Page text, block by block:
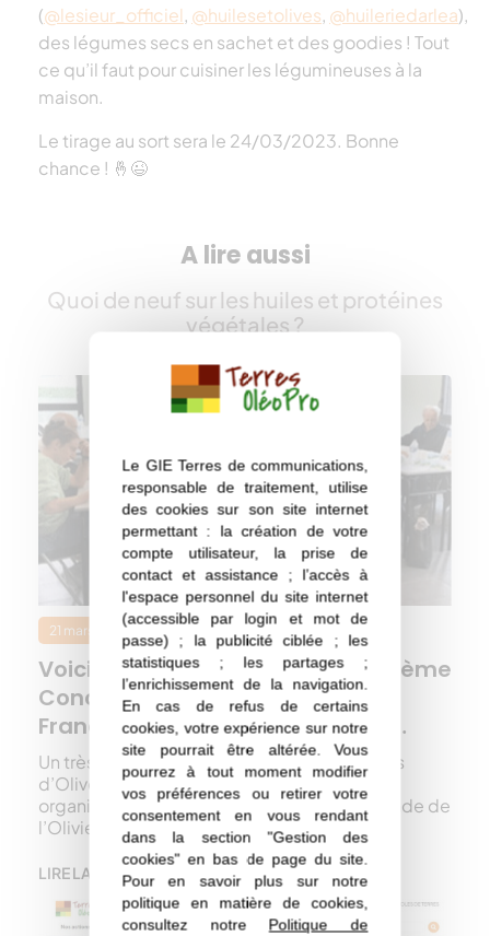
Le GIE Terres de communications,
responsable de traitement, utilise
des cookies sur son site internet
permettant : la création de votre
compte utilisateur, la prise de
contact et assistance ; l’accès à
l'espace personnel du site internet
(accessible par login et mot de
passe) ; la publicité ciblée ; les
statistiques ; les partages ;
l’enrichissement de la navigation.
En cas de refus de certains
cookies, votre expérience sur notre
site pourrait être altérée. Vous
pourrez à tout moment modifier
vos préférences ou retirer votre
consentement en vous rendant
dans la section "Gestion des
cookies" en bas de page du site.
Pour en savoir plus sur notre
politique en matière de cookies,
consultez notre Politique de
(@lesieur_officiel, @huilesetolives, @huileriedarlea),
des légumes secs en sachet et des goodies ! Tout
ce qu’il faut pour cuisiner les légumineuses à la
maison.
Le tirage au sort sera le 24/03/2023. Bonne
chance ! 🤞😉
A lire aussi
Quoi de neuf sur les huiles et protéines
végétales ?
21 mars 2023
Voici les grands gagnants du 20ème
Concours des huiles d'olive de
France en Appellation d'Origine…
Un très beau cru pour le Concours des Huiles
d’Olive de France en Appellation d’Origine
organisé par France Olive et l’Institut du Monde de
l’Olivier ce lundi 20 mars 2023…
LIRE LA SUITE